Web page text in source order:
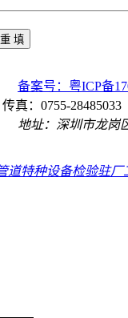
备案号：粤ICP备
28485033
深圳市龙岗区坂
道特种设备检验驻厂